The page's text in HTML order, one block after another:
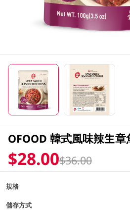
OFOOD 韓式風味辣生章
$28.00$36.00
規格
儲存方式